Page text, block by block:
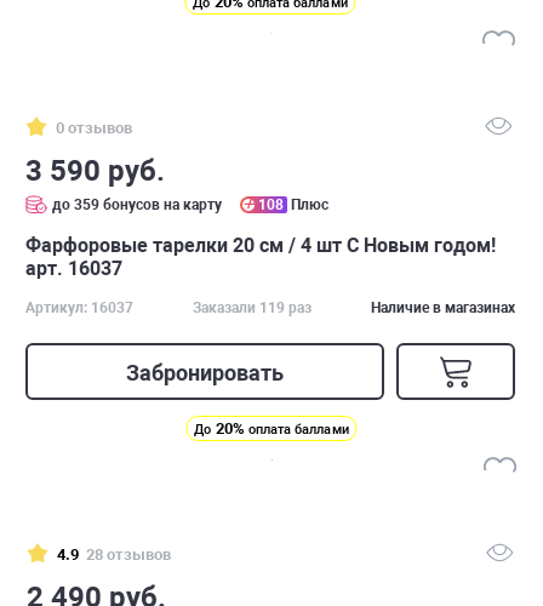
0 отзывов
3 590 руб.
до 359 бонусов на карту 108 Плюс
Фарфоровые тарелки 20 см / 4 шт С Новым годом!
арт. 16037
Артикул: 16037 Заказали 119 раз Наличие в магазинах
Забронировать
До 20% оплата баллами
4.9 28 отзывов
2 490 руб.